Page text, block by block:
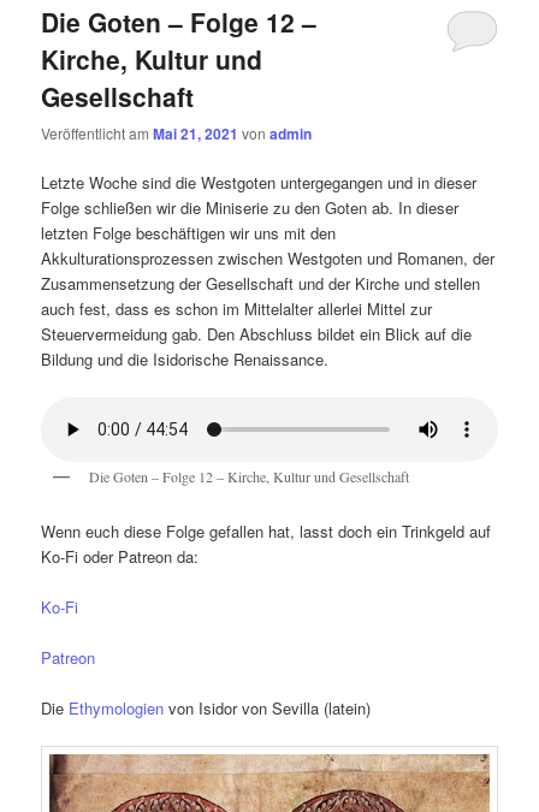
Die Goten – Folge 12 –
Kirche, Kultur und
Gesellschaft
Veröffentlicht amMai 21, 2021 vonadmin
Letzte Woche sind die Westgoten untergegangen und in dieser
Folge schließen wir die Miniserie zu den Goten ab. In dieser
letzten Folge beschäftigen wir uns mit den
Akkulturationsprozessen zwischen Westgoten und Romanen, der
Zusammensetzung der Gesellschaft und der Kirche und stellen
auch fest, dass es schon im Mittelalter allerlei Mittel zur
Steuervermeidung gab. Den Abschluss bildet ein Blick auf die
Bildung und die Isidorische Renaissance.
Die Goten – Folge 12 – Kirche, Kultur und Gesellschaft
Wenn euch diese Folge gefallen hat, lasst doch ein Trinkgeld auf
Ko-Fi oder Patreon da:
Ko-Fi
Patreon
Die Ethymologien von Isidor von Sevilla (latein)